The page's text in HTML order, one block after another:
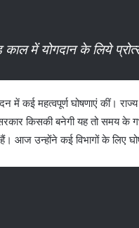
में योगदान के लिये
में कई महत्वपूर्ण घोषणाएं कीं।
किसकी बनेगी यह तो समय के
आज उन्होंने कई विभागों के लिए